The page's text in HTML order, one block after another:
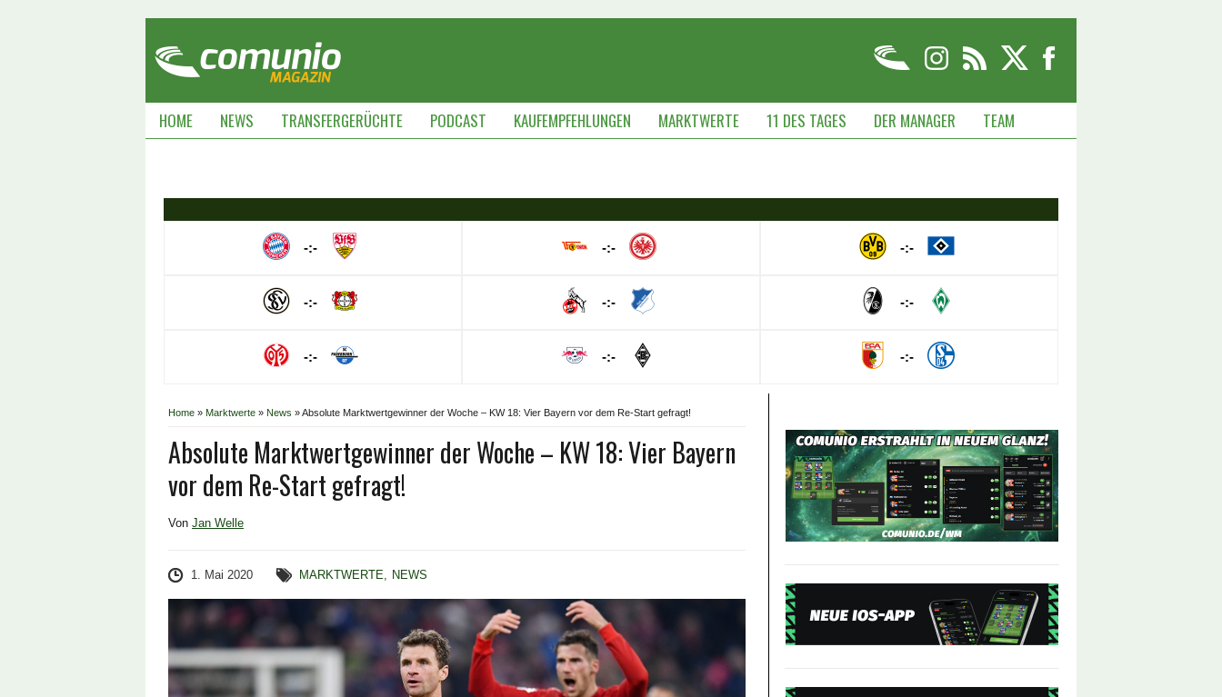
HOME NEWS TRANSFERGERÜCHTE PODCAST KAUFEMPFEHLUNGEN MARKTWERTE 11 DES TAGES DER MANAGER TEAM
-:-
-:-
-:-
-:-
-:-
-:-
-:-
-:-
-:-
Home » Marktwerte » News »Absolute Marktwertgewinner der Woche – KW 18: Vier Bayern vor dem Re-Start gefragt!
Absolute Marktwertgewinner der Woche – KW 18: Vier Bayern
vor dem Re-Start gefragt!
Von Jan Welle
1. Mai 2020 MARKTWERTE, NEWS